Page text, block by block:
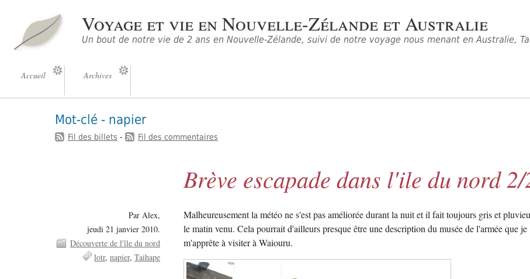
Voyage et vie en Nouvelle-Zélande et Australie
Un bout de notre vie de 2 ans en Nouvelle-Zélande, suivi de notre voyage nous menant en Australie,
Accueil Archives
Mot-clé - napier
Fil des billets - Fil des commentaires
Brève escapade dans l'ile du nord 2/
Par Alex,
jeudi 21 janvier 2010.
Découverte de l'île du nord
lotr napier Taihape
Malheureusement la météo ne s'est pas améliorée durant la nuit et il fait toujours gris et
le matin venu. Cela pourrait d'ailleurs presque être une description du musée de l'armée que je
m'apprête à visiter à Waiouru.